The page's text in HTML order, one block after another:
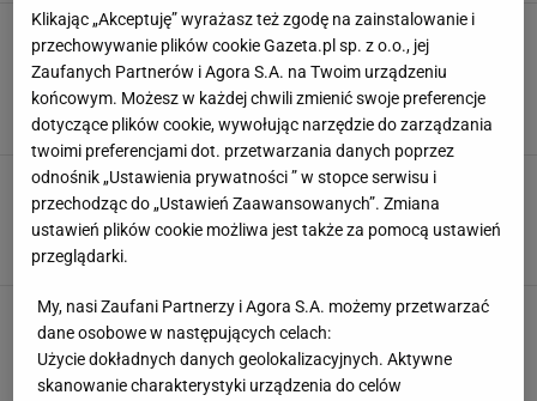
Spędziłam święta w Holandii. Nie było
barszczu ani prezentów. Za to pojawił się
janhagel i kalkoen
BOŻE NARODZENIE CIEKAWOSTKI
HOLANDIA
TRADYCJE WIGILIJNE
Chaos na wielkim lotnisku. Z powodu pogody
odwołano już ponad sto lotów. Co dalej z
pasażerami?
2 3 NASTĘPNA
Klikając „Akceptuję” wyrażasz też zgodę na zainstalowanie i
przechowywanie plików cookie Gazeta.pl sp. z o.o., jej
Zaufanych Partnerów i Agora S.A. na Twoim urządzeniu
końcowym. Możesz w każdej chwili zmienić swoje preferencje
dotyczące plików cookie, wywołując narzędzie do zarządzania
twoimi preferencjami dot. przetwarzania danych poprzez
odnośnik „Ustawienia prywatności ” w stopce serwisu i
przechodząc do „Ustawień Zaawansowanych”. Zmiana
ustawień plików cookie możliwa jest także za pomocą ustawień
przeglądarki.
My, nasi Zaufani Partnerzy i Agora S.A. możemy przetwarzać
dane osobowe w następujących celach:
Użycie dokładnych danych geolokalizacyjnych. Aktywne
skanowanie charakterystyki urządzenia do celów